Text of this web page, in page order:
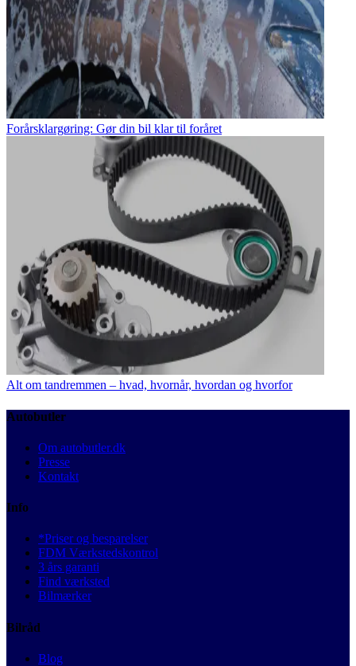
Forårsklargøring: Gør din bil klar til foråret
Alt om tandremmen – hvad, hvornår, hvordan og hvorfor
Autobutler
Om autobutler.dk
Presse
Kontakt
Info
*Priser og besparelser
FDM Værkstedskontrol
3 års garanti
Find værksted
Bilmærker
Bilråd
Blog